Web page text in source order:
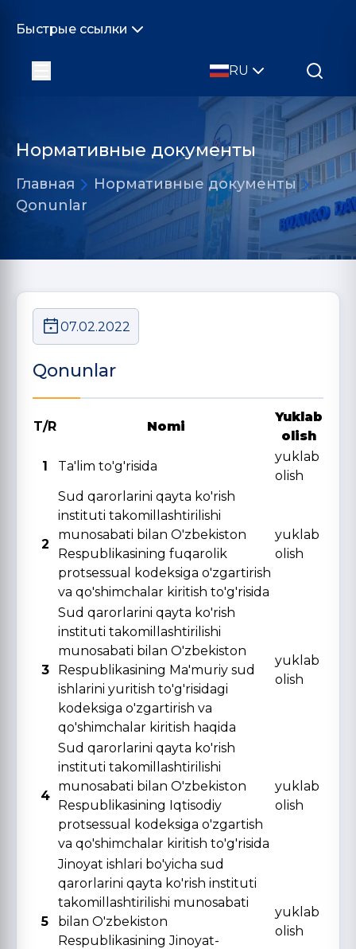
Быстрые ссылки
RU
Нормативные документы
Главная
Нормативные документы
Qonunlar
07.02.2022
Qonunlar
T/R Nomi
Yuklab
olish
1
Ta'lim to'g'risida
yuklab
olish
2
Sud qarorlarini qayta ko'rish
instituti takomillashtirilishi
munosabati bilan O'zbekiston
Respublikasining fuqarolik
protsessual kodeksiga o'zgartirish
va qo'shimchalar kiritish to'g'risida
yuklab
olish
3
Sud qarorlarini qayta ko'rish
instituti takomillashtirilishi
munosabati bilan O'zbekiston
Respublikasining Ma'muriy sud
ishlarini yuritish to'g'risidagi
kodeksiga o'zgartirish va
qo'shimchalar kiritish haqida
yuklab
olish
4
Sud qarorlarini qayta ko'rish
instituti takomillashtirilishi
munosabati bilan O'zbekiston
Respublikasining Iqtisodiy
protsessual kodeksiga o'zgartish
va qo'shimchalar kiritish to'g'risida
yuklab
olish
5
Jinoyat ishlari bo'yicha sud
qarorlarini qayta ko'rish instituti
takomillashtirilishi munosabati
bilan O'zbekiston
Respublikasining Jinoyat-
yuklab
olish